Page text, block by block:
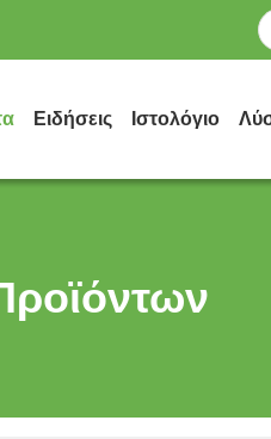
Ειδήσεις Ιστολόγιο